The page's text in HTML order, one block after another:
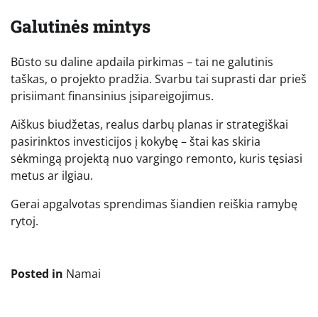
Galutinės mintys
Būsto su daline apdaila pirkimas – tai ne galutinis
taškas, o projekto pradžia. Svarbu tai suprasti dar prieš
prisiimant finansinius įsipareigojimus.
Aiškus biudžetas, realus darbų planas ir strategiškai
pasirinktos investicijos į kokybę – štai kas skiria
sėkmingą projektą nuo vargingo remonto, kuris tęsiasi
metus ar ilgiau.
Gerai apgalvotas sprendimas šiandien reiškia ramybę
rytoj.
Posted in Namai